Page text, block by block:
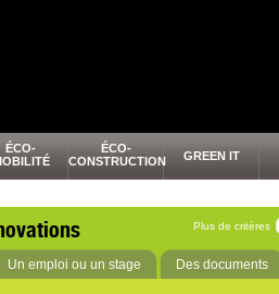
ÉCO-
ÉCO-
CONSTRUCTION
GREEN IT
Plus de critères
Un emploi ou un stage Des documents